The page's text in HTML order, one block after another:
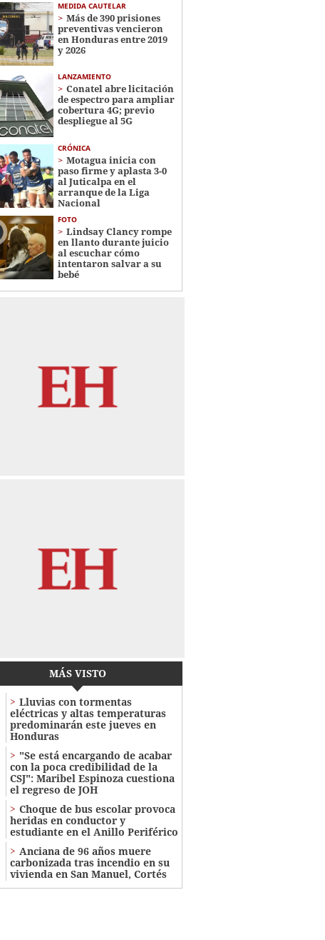
MEDIDA CAUTELAR
Más de 390 prisiones
preventivas vencieron
en Honduras entre 2019
y 2026
LANZAMIENTO
Conatel abre licitación
de espectro para ampliar
cobertura 4G; previo
despliegue al 5G
CRÓNICA
Motagua inicia con
paso firme y aplasta 3-0
al Juticalpa en el
arranque de la Liga
Nacional
FOTO
Lindsay Clancy rompe
en llanto durante juicio
al escuchar cómo
intentaron salvar a su
bebé
MÁS VISTO
Lluvias con tormentas
eléctricas y altas temperaturas
predominarán este jueves en
Honduras
"Se está encargando de acabar
con la poca credibilidad de la
CSJ": Maribel Espinoza cuestiona
el regreso de JOH
Choque de bus escolar provoca
heridas en conductor y
estudiante en el Anillo Periférico
Anciana de 96 años muere
carbonizada tras incendio en su
vivienda en San Manuel, Cortés